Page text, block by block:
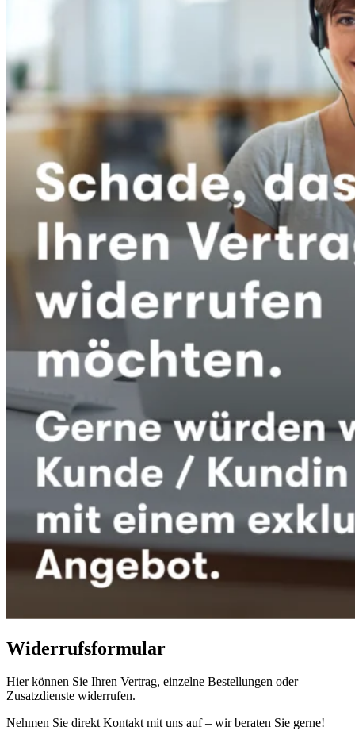
Widerrufsformular
Hier können Sie Ihren Vertrag, einzelne Bestellungen oder
Zusatzdienste widerrufen.
Nehmen Sie direkt Kontakt mit uns auf – wir beraten Sie gerne!